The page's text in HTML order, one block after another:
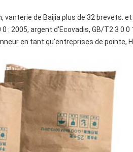
de Baijia plus de 32 brevets.
0 : 2005, argent d'Ecovadis, GB/T2 3 0
en tant qu'entreprises de pointe,